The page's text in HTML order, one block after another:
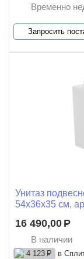
Временно
Запросить
Унитаз
54х36х35 см,
16 490,00 Р
В наличии
4 123 Р в